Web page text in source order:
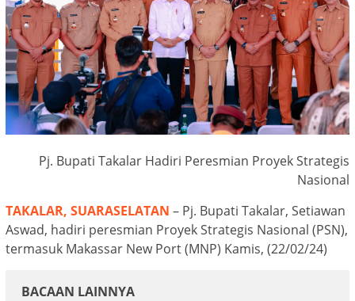
Pj. Bupati Takalar Hadiri Peresmian Proyek Strategis
Nasional
TAKALAR, SUARASELATAN – Pj. Bupati Takalar, Setiawan
Aswad, hadiri peresmian Proyek Strategis Nasional (PSN),
termasuk Makassar New Port (MNP) Kamis, (22/02/24)
BACAAN LAINNYA